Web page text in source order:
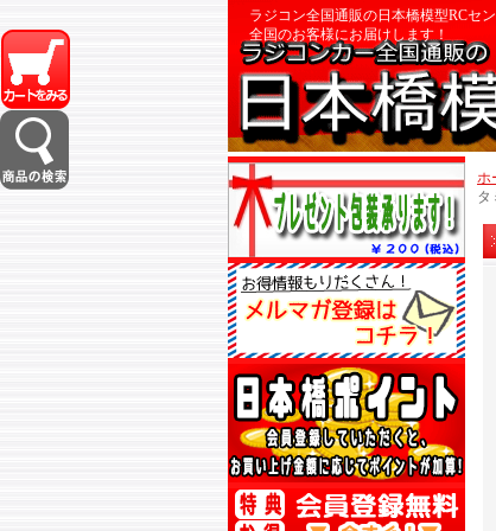
ラジコン全国通販の日本橋模型RCセ
全国のお客様にお届けします！
ホ
タ